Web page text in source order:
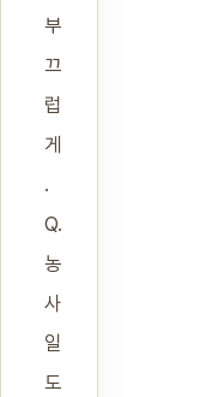
부
끄
럽
게
.
Q.
농
사
일
도